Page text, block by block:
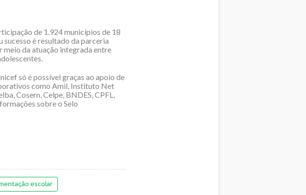
de 1.924 municípios de 18
sucesso é resultado da parceria
meio da atuação integrada entre
só é possível graças ao apoio de
como Amil, Instituto Net
Cosern, Celpe, BNDES, CPFL,
sobre o Selo
escolar